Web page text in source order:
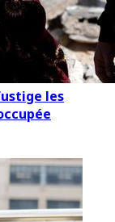
les